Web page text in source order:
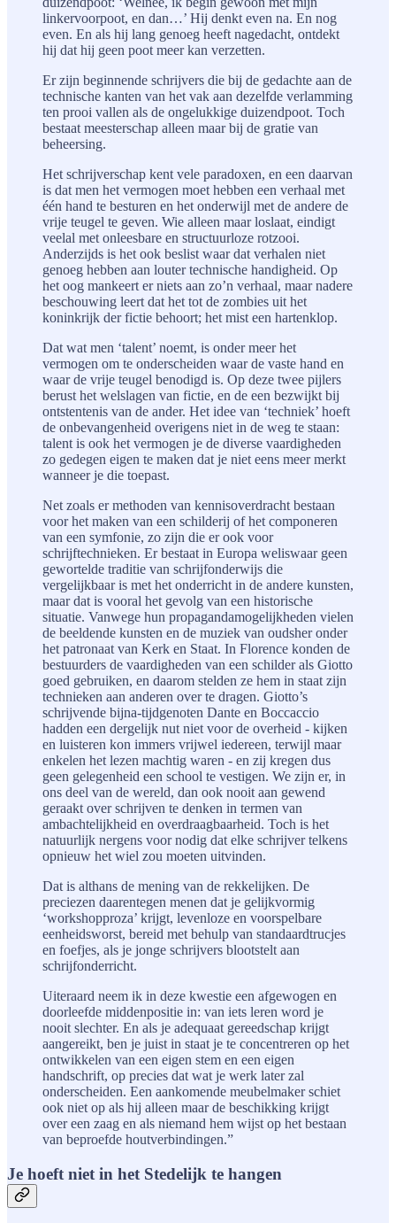
linkervoorpoot, en dan…’ Hij denkt even na. En nog
even. En als hij lang genoeg heeft nagedacht, ontdekt
hij dat hij geen poot meer kan verzetten.
Er zijn beginnende schrijvers die bij de gedachte aan de
technische kanten van het vak aan dezelfde verlamming
ten prooi vallen als de ongelukkige duizendpoot. Toch
bestaat meesterschap alleen maar bij de gratie van
beheersing.
Het schrijverschap kent vele paradoxen, en een daarvan
is dat men het vermogen moet hebben een verhaal met
één hand te besturen en het onderwijl met de andere de
vrije teugel te geven. Wie alleen maar loslaat, eindigt
veelal met onleesbare en structuurloze rotzooi.
Anderzijds is het ook beslist waar dat verhalen niet
genoeg hebben aan louter technische handigheid. Op
het oog mankeert er niets aan zo’n verhaal, maar nadere
beschouwing leert dat het tot de zombies uit het
koninkrijk der fictie behoort; het mist een hartenklop.
Dat wat men ‘talent’ noemt, is onder meer het
vermogen om te onderscheiden waar de vaste hand en
waar de vrije teugel benodigd is. Op deze twee pijlers
berust het welslagen van fictie, en de een bezwijkt bij
ontstentenis van de ander. Het idee van ‘techniek’ hoeft
de onbevangenheid overigens niet in de weg te staan:
talent is ook het vermogen je de diverse vaardigheden
zo gedegen eigen te maken dat je niet eens meer merkt
wanneer je die toepast.
Net zoals er methoden van kennisoverdracht bestaan
voor het maken van een schilderij of het componeren
van een symfonie, zo zijn die er ook voor
schrijftechnieken. Er bestaat in Europa weliswaar geen
gewortelde traditie van schrijfonderwijs die
vergelijkbaar is met het onderricht in de andere kunsten,
maar dat is vooral het gevolg van een historische
situatie. Vanwege hun propagandamogelijkheden vielen
de beeldende kunsten en de muziek van oudsher onder
het patronaat van Kerk en Staat. In Florence konden de
bestuurders de vaardigheden van een schilder als Giotto
goed gebruiken, en daarom stelden ze hem in staat zijn
technieken aan anderen over te dragen. Giotto’s
schrijvende bijna-tijdgenoten Dante en Boccaccio
hadden een dergelijk nut niet voor de overheid - kijken
en luisteren kon immers vrijwel iedereen, terwijl maar
enkelen het lezen machtig waren - en zij kregen dus
geen gelegenheid een school te vestigen. We zijn er, in
ons deel van de wereld, dan ook nooit aan gewend
geraakt over schrijven te denken in termen van
ambachtelijkheid en overdraagbaarheid. Toch is het
natuurlijk nergens voor nodig dat elke schrijver telkens
opnieuw het wiel zou moeten uitvinden.
Dat is althans de mening van de rekkelijken. De
preciezen daarentegen menen dat je gelijkvormig
‘workshopproza’ krijgt, levenloze en voorspelbare
eenheidsworst, bereid met behulp van standaardtrucjes
en foefjes, als je jonge schrijvers blootstelt aan
schrijfonderricht.
Uiteraard neem ik in deze kwestie een afgewogen en
doorleefde middenpositie in: van iets leren word je
nooit slechter. En als je adequaat gereedschap krijgt
aangereikt, ben je juist in staat je te concentreren op het
ontwikkelen van een eigen stem en een eigen
handschrift, op precies dat wat je werk later zal
onderscheiden. Een aankomende meubelmaker schiet
ook niet op als hij alleen maar de beschikking krijgt
over een zaag en als niemand hem wijst op het bestaan
van beproefde houtverbindingen.”
Je hoeft niet in het Stedelijk te hangen